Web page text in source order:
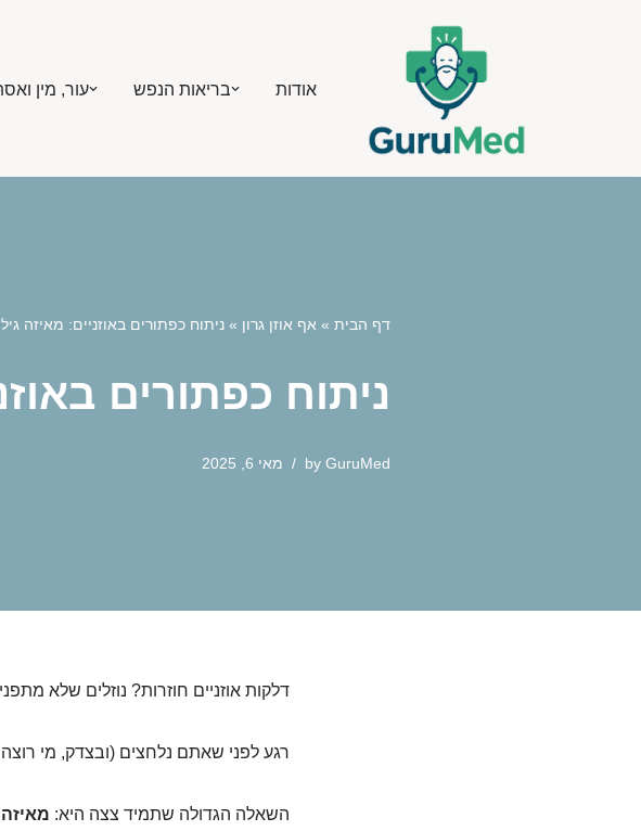
אודות בריאות הנפש עור, מין
דף הבית » אף אוזן גרון » ניתוח כפתורים באוזניים: מאיזה
ניתוח כפתורים
by GuruMed מאי 6, 2025
דלקות אוזניים חוזרות? נוזלים שלא
רגע לפני שאתם נלחצים (ובצדק, מי
השאלה הגדולה שתמיד צצה היא: